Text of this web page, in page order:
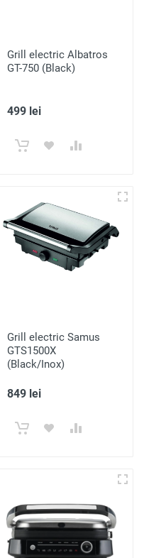
Grill electric Albatros
GT-750 (Black)
499 lei
Grill electric Samus
GTS1500X
(Black/Inox)
849 lei